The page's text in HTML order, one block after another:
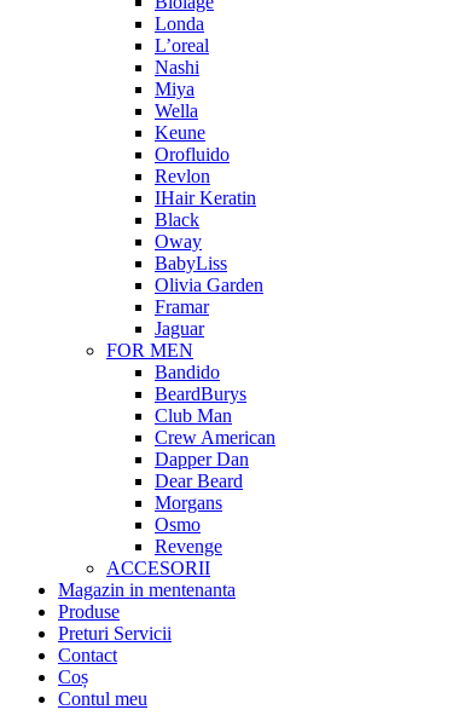
Londa
L’oreal
Nashi
Miya
Wella
Keune
Orofluido
Revlon
IHair Keratin
Black
Oway
BabyLiss
Olivia Garden
Framar
Jaguar
FOR MEN
Bandido
BeardBurys
Club Man
Crew American
Dapper Dan
Dear Beard
Morgans
Osmo
Revenge
ACCESORII
Magazin in mentenanta
Produse
Preturi Servicii
Contact
Coș
Contul meu